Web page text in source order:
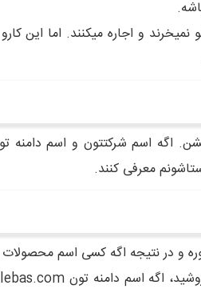
و اجاره میکنند. اما این
اگه اسم شرکتتون و اسم دامنه
معرفی کنند.
و در نتیجه اگه کسی اسم